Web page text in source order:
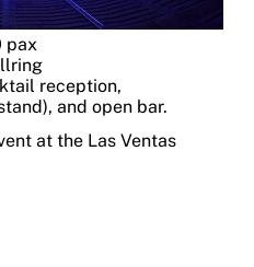
pax
reception,
and open bar.
at the Las Ventas